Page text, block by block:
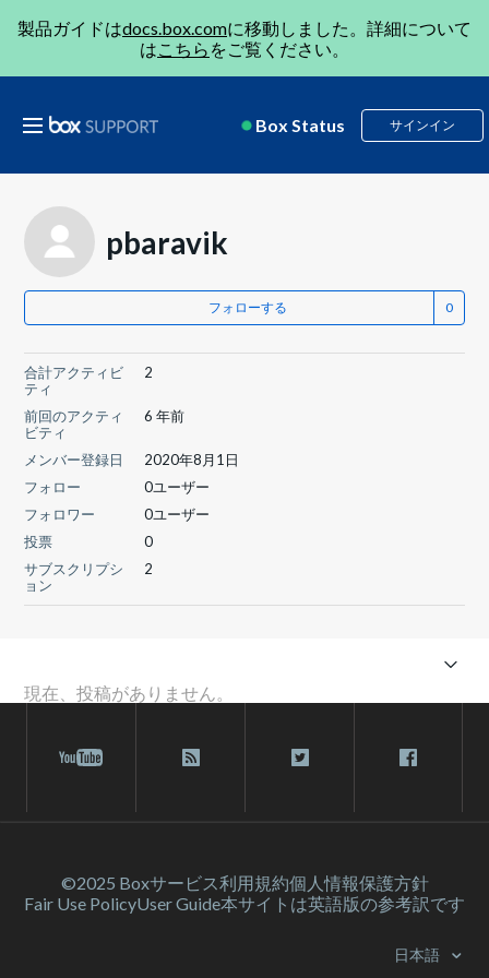
製品ガイドはdocs.box.comに移動しました。詳細について
はこちら をご覧ください。
Box Status サインイン
pbaravik
フォローする
合計アクティビ
ティ
2
前回のアクティ
ビティ
6 年前
メンバー登録日
2020年8月1日
フォロー
0ユーザー
フォロワー
0ユーザー
投票
0
サブスクリプシ
ョン
2
現在、投稿がありません。
©2025 Boxサービス利⽤規約個人情報保護方針
Fair Use PolicyUser Guide本サイトは英語版の参考訳です
日本語